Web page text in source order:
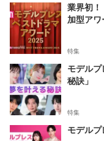
業界初
加型アワ
特集
モデル
秘訣」
特集
モデル